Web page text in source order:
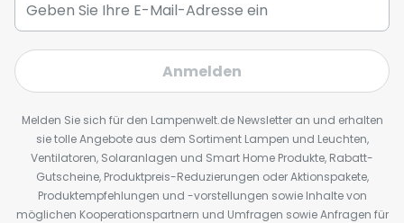
Anmelden
Melden Sie sich für den Lampenwelt.de Newsletter an und erhalten
sie tolle Angebote aus dem Sortiment Lampen und Leuchten,
Ventilatoren, Solaranlagen und Smart Home Produkte, Rabatt-
Gutscheine, Produktpreis-Reduzierungen oder Aktionspakete,
Produktempfehlungen und -vorstellungen sowie Inhalte von
möglichen Kooperationspartnern und Umfragen sowie Anfragen für